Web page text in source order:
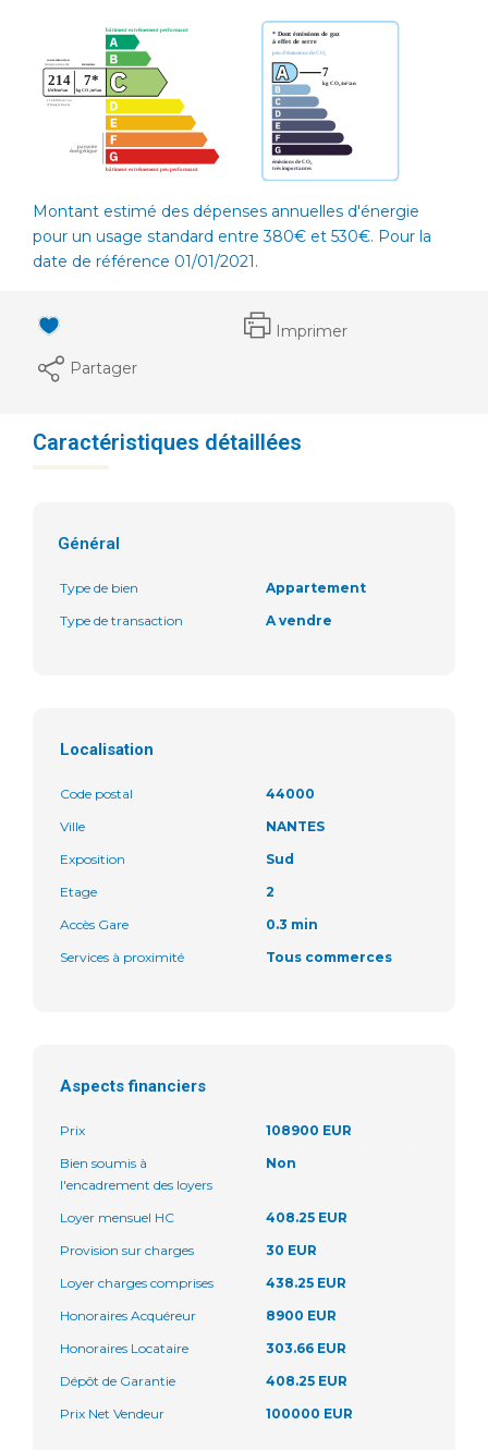
Montant estimé des dépenses annuelles d'énergie
pour un usage standard entre 380€ et 530€. Pour la
date de référence 01/01/2021.
Imprimer
Partager
Caractéristiques détaillées
Général
Type de bien
Appartement
Type de transaction
A vendre
Localisation
Code postal
44000
Ville
NANTES
Exposition
Sud
Etage
2
Accès Gare
0.3 min
Services à proximité
Tous commerces
Aspects financiers
Prix
108900 EUR
Bien soumis à
l'encadrement des loyers
Non
Loyer mensuel HC
408.25 EUR
Provision sur charges
30 EUR
Loyer charges comprises
438.25 EUR
Honoraires Acquéreur
8900 EUR
Honoraires Locataire
303.66 EUR
Dépôt de Garantie
408.25 EUR
Prix Net Vendeur
100000 EUR